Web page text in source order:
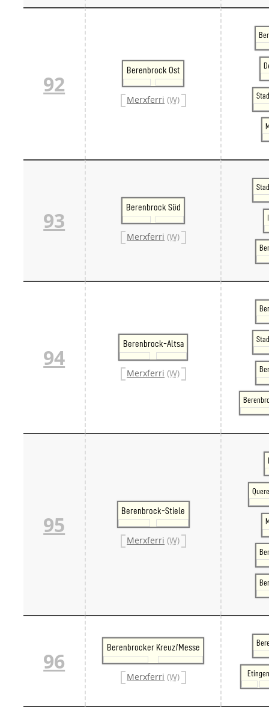
92
Berenbrock Ost
Merxferri (W)
93
Berenbrock Süd
Merxferri (W)
94
Berenbrock-Altsa
Merxferri (W)
95
Berenbrock-Stiele
Merxferri (W)
96
Berenbrocker Kreuz/Messe
Merxferri (W) Etingen